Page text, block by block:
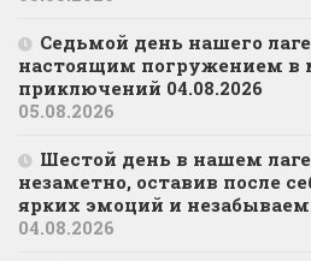
Седьмой день нашего
настоящим погружением в
приключений 04.08.2026
05.08.2026
Шестой день в нашем
незаметно, оставив после
ярких эмоций и
04.08.2026